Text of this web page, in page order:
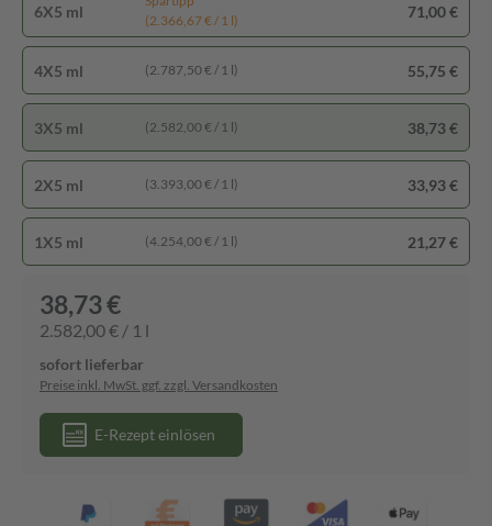
6X5 ml
(2.366,67 € / 1 l)
71,00 €
4X5 ml (2.787,50 € / 1 l) 55,75 €
3X5 ml (2.582,00 € / 1 l) 38,73 €
2X5 ml (3.393,00 € / 1 l) 33,93 €
1X5 ml (4.254,00 € / 1 l) 21,27 €
38,73 €
2.582,00 € / 1 l
sofort lieferbar
Preise inkl. MwSt. ggf. zzgl. Versandkosten
E-Rezept einlösen